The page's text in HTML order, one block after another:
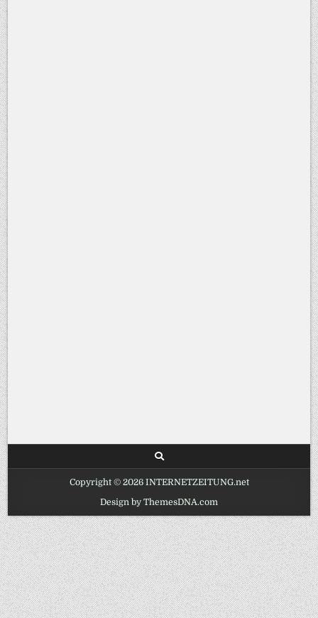
Copyright © 2026 INTERNETZEITUNG.net
Design by ThemesDNA.com